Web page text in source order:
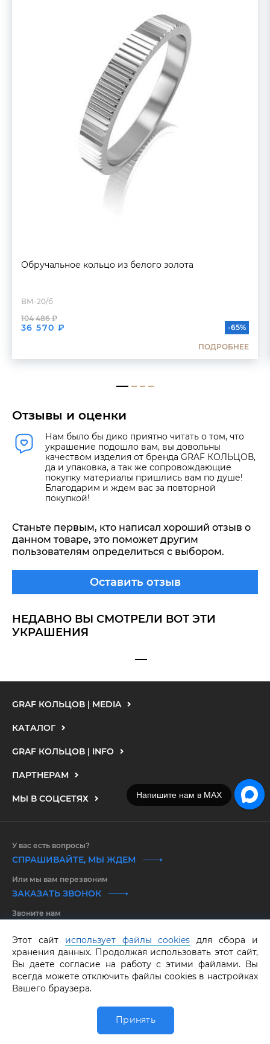
Обручальное кольцо из белого золота
ВМ-20/б
36 570 ₽
104 486 ₽
-65%
ПОДРОБНЕЕ
Отзывы и оценки
Нам было бы дико приятно читать о том, что
украшение подошло вам, вы довольны
качеством изделия от бренда GRAF КОЛЬЦОВ,
да и упаковка, а так же сопровождающие
покупку материалы пришлись вам по душе!
Благодарим и ждем вас за повторной
покупкой!
Оставить отзыв
Станьте первым, кто написал хороший отзыв о
данном товаре, это поможет другим
пользователям определиться с выбором.
НЕДАВНО ВЫ СМОТРЕЛИ ВОТ ЭТИ
УКРАШЕНИЯ
Каталог Избранное
GRAF КОЛЬЦОВ | MEDIA
КАТАЛОГ
GRAF КОЛЬЦОВ | INFO
ПАРТНЕРАМ
МЫ В СОЦСЕТЯХ
GRAF КОЛЬЦОВ. Все права защищены.
У вас есть вопросы?
СПРАШИВАЙТЕ, МЫ ЖДЕМ
Или мы вам перезвоним
ЗАКАЗАТЬ ЗВОНОК
Звоните нам
Этот сайт использует файлы cookies для сбора и
хранения данных. Продолжая использовать этот сайт,
Вы даете согласие на работу с этими файлами. Вы
всегда можете отключить файлы cookies в настройках
Вашего браузера.
Принять
Напишите нам в MAX